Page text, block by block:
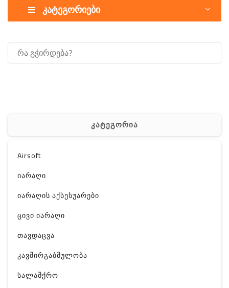
კატეგორიები
კატეგორია
Airsoft
იარაღი
იარაღის აქსესუარები
ცივი იარაღი
თავდაცვა
კავშირგაბმულობა
სალაშქრო